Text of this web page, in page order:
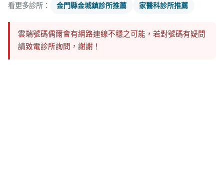
看更多診所： 金門縣金城鎮診所推薦 家醫科診所推薦
雲端號碼偶爾會有網路連線不穩之可能，若對號碼有疑問
請致電診所詢問，謝謝！